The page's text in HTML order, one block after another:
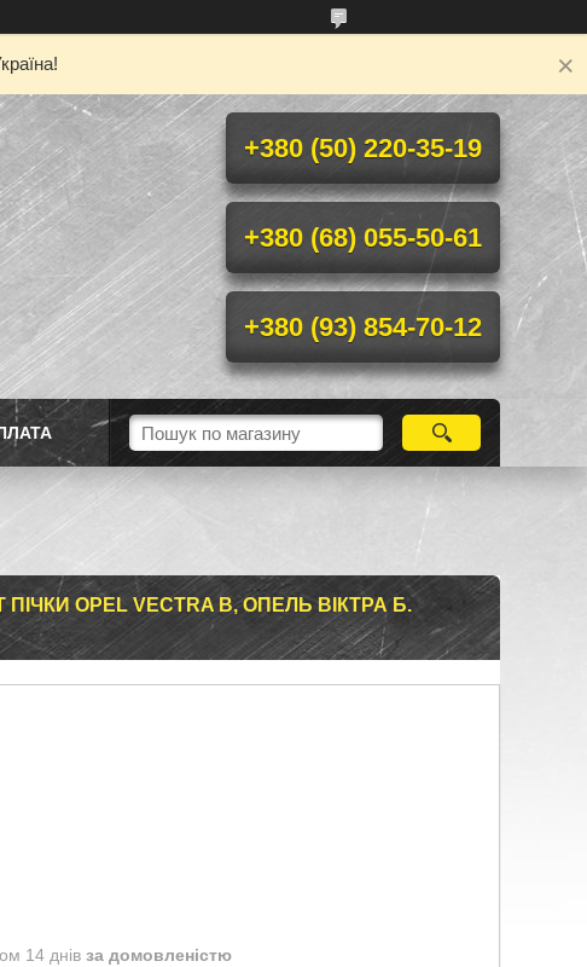
+380 (50) 220-35-19
+380 (68) 055-50-61
+380 (93) 854-70-12
OPEL VECTRA B, ОПЕЛЬ ВІКТРА Б.
14 днів за домовленістю